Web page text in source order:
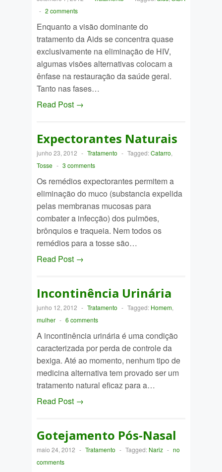
- 2 comments
Enquanto a visão dominante do
tratamento da Aids se concentra quase
exclusivamente na eliminação de HIV,
algumas visões alternativas colocam a
ênfase na restauração da saúde geral.
Tanto nas fases…
Read Post →
Expectorantes Naturais
junho 23, 2012 - Tratamento - Tagged:Catarro,
Tosse - 3 comments
Os remédios expectorantes permitem a
eliminação do muco (substancia expelida
pelas membranas mucosas para
combater a infecção) dos pulmões,
brônquios e traqueia. Nem todos os
remédios para a tosse são…
Read Post →
Incontinência Urinária
junho 12, 2012 - Tratamento - Tagged: Homem,
mulher - 6 comments
A incontinência urinária é uma condição
caracterizada por perda de controle da
bexiga. Até ao momento, nenhum tipo de
medicina alternativa tem provado ser um
tratamento natural eficaz para a…
Read Post →
Gotejamento Pós-Nasal
maio 24, 2012 - Tratamento - Tagged: Nariz - no
comments